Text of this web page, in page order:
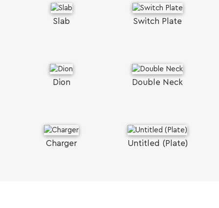
Slab Switch Plate
Dion Double Neck
Charger Untitled (Plate)